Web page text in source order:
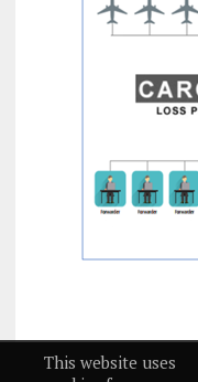
This website uses